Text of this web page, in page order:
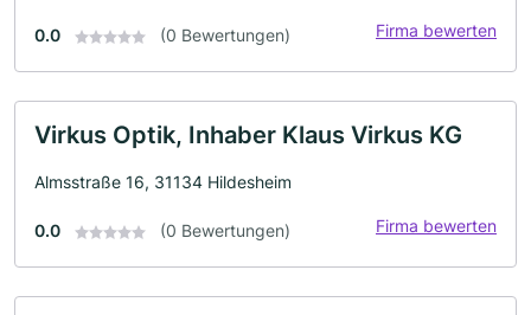
0.0 (0 Bewertungen) Firma bewerten
Virkus Optik, Inhaber Klaus Virkus KG
Almsstraße 16, 31134 Hildesheim
0.0 (0 Bewertungen) Firma bewerten